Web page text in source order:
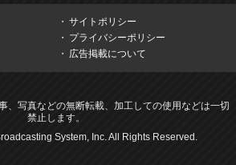
サイトポリシー
プライバシーポリシー
広告掲載について
、写真などの無断転載、加工しての使用などは一切
禁止します。
System, Inc. All Rights Reserved.